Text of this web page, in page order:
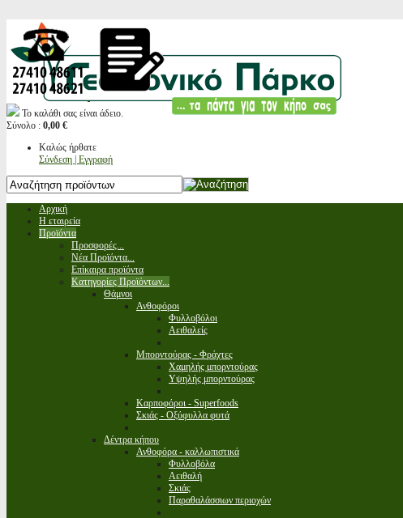
Το καλάθι σας είναι άδειο.
Σύνολο : 0,00 €
Καλώς ήρθατε
Σύνδεση | Εγγραφή
Αρχική
Η εταιρεία
Προϊόντα
Προσφορές...
Νέα Προϊόντα...
Επίκαιρα προϊόντα
Κατηγορίες Προϊόντων...
Θάμνοι
Ανθοφόροι
Φυλλοβόλοι
Αειθαλείς
Μπορντούρας - Φράχτες
Χαμηλής μπορντούρας
Υψηλής μπορντούρας
Καρποφόροι - Superfoods
Σκιάς - Οξύφυλλα φυτά
Δέντρα κήπου
Ανθοφόρα - καλλωπιστικά
Φυλλοβόλα
Αειθαλή
Σκιάς
Παραθαλάσσιων περιοχών